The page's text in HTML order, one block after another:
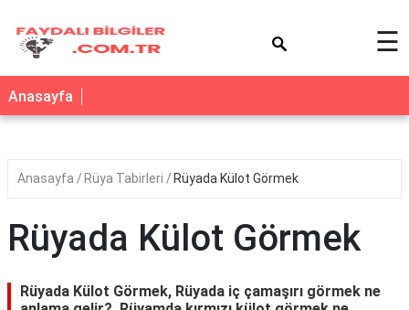
☰
Anasayfa
Anasayfa Rüya Tabirleri Rüyada Külot Görmek
Rüyada Külot Görmek
Rüyada Külot Görmek, Rüyada iç çamaşırı görmek ne